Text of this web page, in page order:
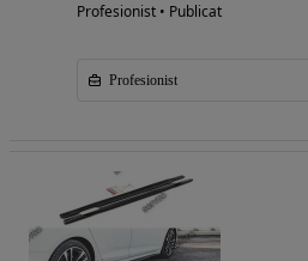
Profesionist • Publicat
Profesionist